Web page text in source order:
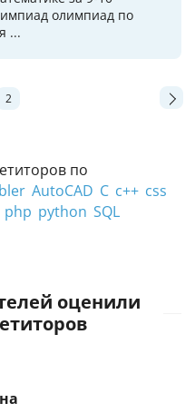
по
AutoCAD C c++ css
php python SQL
олимпиад по
...
2
оценили